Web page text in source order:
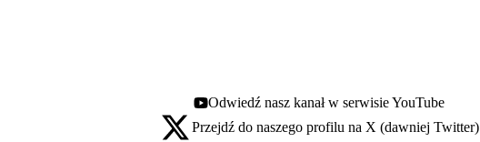
Youtube - otwiera się w nowej karcie
Odwiedź nasz kanał w serwisie YouTube
X - otwiera się w nowej karcie
Przejdź do naszego profilu na X (dawniej Twitter)